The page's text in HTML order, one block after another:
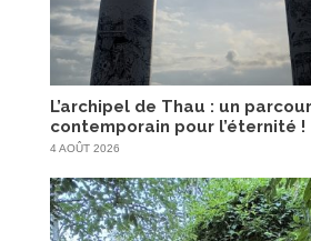
L’archipel de Thau : un
contemporain pour l’éternité !
4 AOÛT 2026